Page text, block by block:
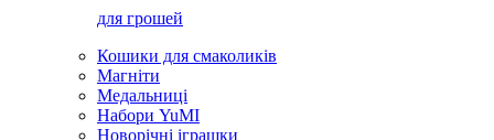
для грошей
Кошики для смаколиків
Магніти
Медальниці
Набори YuMI
Новорічні іграшки